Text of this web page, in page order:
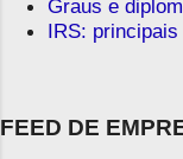
Graus e
IRS:
FEED DE